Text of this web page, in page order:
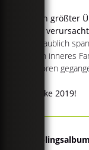
Mein größter
Jahr
unglaublich
mein inneres
verloren
Danke 2019!